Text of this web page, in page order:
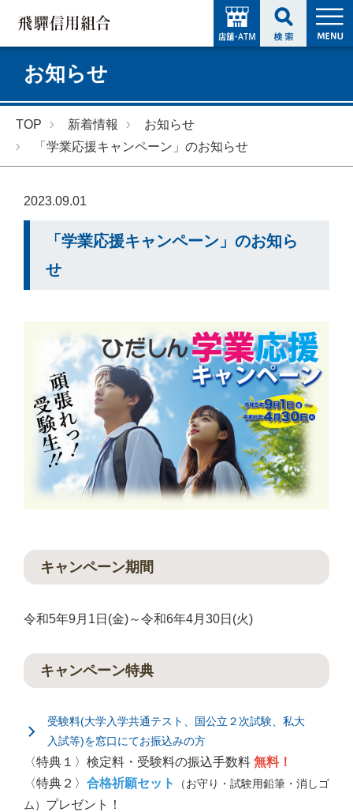
お知らせ
TOP 新着情報
お知らせ
「学業応援キャンペーン」のお知らせ
2023.09.01
「学業応援キャンペーン」のお知ら
せ
キャンペーン期間
令和5年9月1日(金)～令和6年4月30日(火)
キャンペーン特典
受験料(大学入学共通テスト、国公立２次試験、私大
入試等)を窓口にてお振込みの方
〈特典１〉検定料・受験料の振込手数料 無料！
〈特典２〉 合格祈願セット
（お守り・試験用鉛筆・消しゴ
ム） プレゼント！